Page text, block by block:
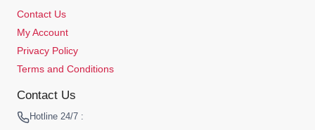
Contact Us
My Account
Privacy Policy
Terms and Conditions
Contact Us
Hotline 24/7 :